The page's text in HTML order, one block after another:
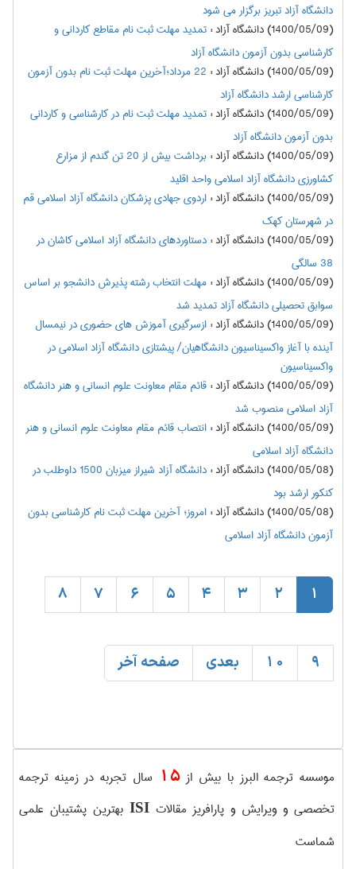
دانشگاه آزاد تبریز برگزار می شود
(1400/05/09) دانشگاه آزاد
:تمدید مهلت ثبت نام مقاطع کاردانی و
کارشناسی بدون آزمون دانشگاه آزاد
(1400/05/09) دانشگاه آزاد
:
22 مرداد؛آخرین مهلت ثبت نام بدون آزمون
کارشناسی ارشد دانشگاه آزاد
(1400/05/09) دانشگاه آزاد
:تمدید مهلت ثبت نام در کارشناسی و کاردانی
بدون آزمون دانشگاه آزاد
(1400/05/09) دانشگاه آزاد
:
برداشت بیش از 20 تن گندم از مزارع
کشاورزی دانشگاه آزاد اسلامی واحد اقلید
(1400/05/09) دانشگاه آزاد
:اردوی جهادی پزشکان دانشگاه آزاد اسلامی قم
در شهرستان کهک
(1400/05/09) دانشگاه آزاد
:دستاوردهای دانشگاه آزاد اسلامی کاشان در
38 سالگی
(1400/05/09) دانشگاه آزاد
:مهلت انتخاب رشته پذیرش دانشجو بر اساس
سوابق تحصیلی دانشگاه آزاد تمدید شد
(1400/05/09) دانشگاه آزاد
:ازسرگیری آموزش های حضوری در نیمسال
آینده با آغاز واکسیناسیون دانشگاهیان/ پیشتازی دانشگاه آزاد اسلامی در
واکسیناسیون
(1400/05/09) دانشگاه آزاد
:قائم مقام معاونت علوم انسانی و هنر دانشگاه
آزاد اسلامی منصوب شد
(1400/05/09) دانشگاه آزاد
:انتصاب قائم مقام معاونت علوم انسانی و هنر
دانشگاه آزاد اسلامی
(1400/05/08) دانشگاه آزاد
:
دانشگاه آزاد شیراز میزبان 1500 داوطلب در
کنکور ارشد بود
(1400/05/08) دانشگاه آزاد
:امروز؛ آخرین مهلت ثبت نام کارشناسی بدون
آزمون دانشگاه آزاد اسلامی
1
2
3
4
5
6
7
8
9
10 بعدی صفحه آخر
موسسه ترجمه البرز با بیش از15 سال تجربه در زمینه ترجمه
تخصصی و ویرایش و پارافریز مقالاتISI بهترین پشتیبان علمی
شماست